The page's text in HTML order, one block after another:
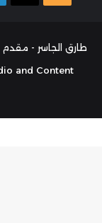
RSS
طارق الجاسر -
and Content